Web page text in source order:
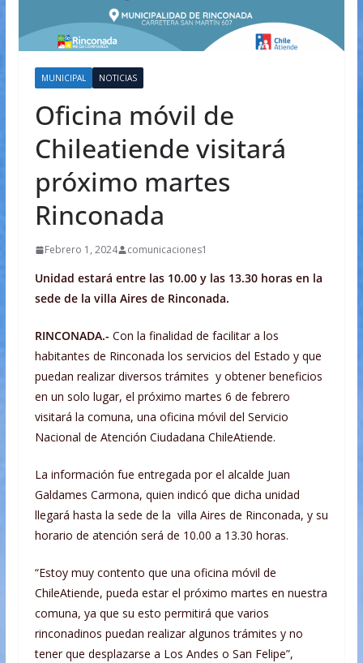
MUNICIPAL NOTICIAS
Oficina móvil de
Chileatiende visitará
próximo martes
Rinconada
Febrero 1, 2024 comunicaciones1
Unidad estará entre las 10.00 y las 13.30 horas en la
sede de la villa Aires de Rinconada.
RINCONADA.- Con la finalidad de facilitar a los
habitantes de Rinconada los servicios del Estado y que
puedan realizar diversos trámites y obtener beneficios
en un solo lugar, el próximo martes 6 de febrero
visitará la comuna, una oficina móvil del Servicio
Nacional de Atención Ciudadana ChileAtiende.
La información fue entregada por el alcalde Juan
Galdames Carmona, quien indicó que dicha unidad
llegará hasta la sede de la villa Aires de Rinconada, y su
horario de atención será de 10.00 a 13.30 horas.
“Estoy muy contento que una oficina móvil de
ChileAtiende, pueda estar el próximo martes en nuestra
comuna, ya que su esto permitirá que varios
rinconadinos puedan realizar algunos trámites y no
tener que desplazarse a Los Andes o San Felipe”,